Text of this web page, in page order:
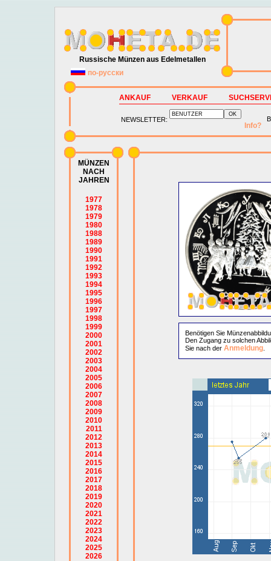
Russische Münzen aus Edelmetallen
по-русски
ANKAUF VERKAUF
NEWSLETTER:
Info?
MÜNZEN
NACH
JAHREN
1977
1978
1979
1980
1988
1989
1990
1991
1992
1993
1994
1995
1996
1997
1998
1999
2000
2001
2002
2003
2004
2005
2006
2007
2008
2009
2010
2011
2012
2013
2014
2015
2016
2017
2018
2019
2020
2021
2022
2023
2024
2025
2026
Benötigen Sie
Den Zugang zu solchen
Sie nach der Anmeldung.